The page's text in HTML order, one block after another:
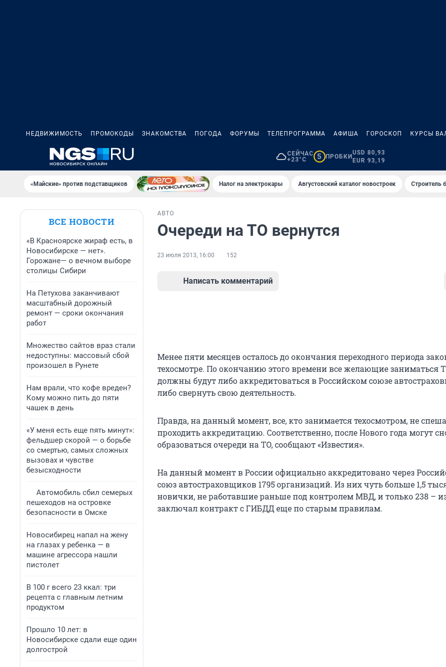
НЕДВИЖИМОСТЬ ПРОМОКОДЫ ЗНАКОМСТВА ПОГОДА ФОРУМЫ ТЕЛЕПРОГРАММА АФИША ГОРОСКОП КУРСЫ
СЕЙЧАС
+23°C
5 ПРОБКИ
USD 80,93
EUR 93,19
«Майские» против подставщиков Налог на электрокары Августовский каталог новостроек Строитель
ВСЕ НОВОСТИ
«В Красноярске жираф есть, в
Новосибирске — нет».
Горожане— о вечном выборе
столицы Сибири
На Петухова заканчивают
масштабный дорожный
ремонт — сроки окончания
работ
Множество сайтов враз стали
недоступны: массовый сбой
произошел в Рунете
Нам врали, что кофе вреден?
Кому можно пить до пяти
чашек в день
«У меня есть еще пять минут»:
фельдшер скорой — о борьбе
со смертью, самых сложных
вызовах и чувстве
безысходности
Автомобиль сбил семерых
пешеходов на островке
безопасности в Омске
Новосибирец напал на жену
на глазах у ребенка — в
машине агрессора нашли
пистолет
В 100 г всего 23 ккал: три
рецепта с главным летним
продуктом
Прошло 10 лет: в
Новосибирске сдали еще один
долгострой
АВТО
Очереди на ТО вернутся
23 июля 2013, 16:00 152
Написать комментарий
Менее пяти месяцев осталось до окончания переходного периода
техосмотре. По окончанию этого времени все желающие заниматься
должны будут либо аккредитоваться в Российском союзе
либо свернуть свою деятельность.
Правда, на данный момент, все, кто занимается техосмотром, не
проходить аккредитацию. Соответственно, после Нового года могут
образоваться очереди на ТО, сообщают «Известия».
На данный момент в России официально аккредитовано через
союз автостраховщиков 1795 организаций. Из них чуть больше 1,5
новички, не работавшие раньше под контролем МВД, и только 238 – из
заключал контракт с ГИБДД еще по старым правилам.